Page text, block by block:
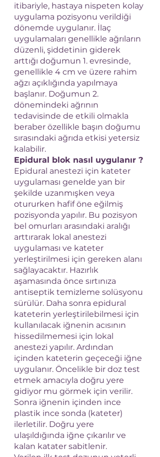
itibariyle, hastaya nispeten kolay
uygulama pozisyonu verildiği
dönemde uygulanır. İlaç
uygulamaları genellikle ağrıların
düzenli, şiddetinin giderek
arttığı doğumun 1. evresinde,
genellikle 4 cm ve üzere rahim
ağzı açıklığında yapılmaya
başlanır. Doğumun 2.
dönemindeki ağrının
tedavisinde de etkili olmakla
beraber özellikle başın doğumu
sırasındaki ağrıda etkisi yetersiz
kalabilir.
Epidural blok nasıl uygulanır ?
Epidural anestezi için kateter
uygulaması genelde yan bir
şekilde uzanmışken veya
otururken hafif öne eğilmiş
pozisyonda yapılır. Bu pozisyon
bel omurları arasındaki aralığı
arttırarak lokal anestezi
uygulaması ve kateter
yerleştirilmesi için gereken alanı
sağlayacaktır. Hazırlık
aşamasında önce sırtınıza
antiseptik temizleme solüsyonu
sürülür. Daha sonra epidural
kateterin yerleştirilebilmesi için
kullanılacak iğnenin acısının
hissedilmemesi için lokal
anestezi yapılır. Ardından
içinden kateterin geçeceği iğne
uygulanır. Öncelikle bir doz test
etmek amacıyla doğru yere
gidiyor mu görmek için verilir.
Sonra iğnenin içinden ince
plastik ince sonda (kateter)
ilerletilir. Doğru yere
ulaşıldığında iğne çıkarılır ve
kalan katater sabitlenir.